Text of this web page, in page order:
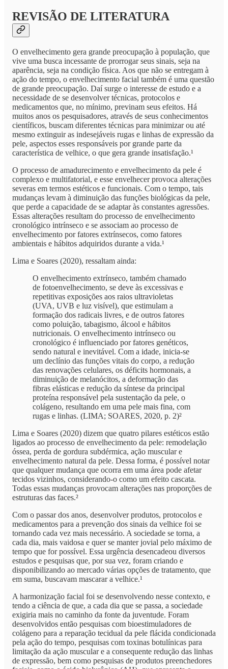
REVISÃO DE LITERATURA
O envelhecimento gera grande preocupação à população, que
vive uma busca incessante de prorrogar seus sinais, seja na
aparência, seja na condição física. Aos que não se entregam à
ação do tempo, o envelhecimento facial também é uma questão
de grande preocupação. Daí surge o interesse de estudo e a
necessidade de se desenvolver técnicas, protocolos e
medicamentos que, no mínimo, previnam seus efeitos. Há
muitos anos os pesquisadores, através de seus conhecimentos
científicos, buscam diferentes técnicas para minimizar ou até
mesmo extinguir as indesejáveis rugas e linhas de expressão da
pele, aspectos esses responsáveis por grande parte da
característica de velhice, o que gera grande insatisfação.¹
O processo de amadurecimento e envelhecimento da pele é
complexo e multifatorial, e esse envelhecer provoca alterações
severas em termos estéticos e funcionais. Com o tempo, tais
mudanças levam à diminuição das funções biológicas da pele,
que perde a capacidade de se adaptar às constantes agressões.
Essas alterações resultam do processo de envelhecimento
cronológico intrínseco e se associam ao processo de
envelhecimento por fatores extrínsecos, como fatores
ambientais e hábitos adquiridos durante a vida.¹
Lima e Soares (2020), ressaltam ainda:
O envelhecimento extrínseco, também chamado
de fotoenvelhecimento, se deve às excessivas e
repetitivas exposições aos raios ultravioletas
(UVA, UVB e luz visível), que estimulam a
formação dos radicais livres, e de outros fatores
como poluição, tabagismo, álcool e hábitos
nutricionais. O envelhecimento intrínseco ou
cronológico é influenciado por fatores genéticos,
sendo natural e inevitável. Com a idade, inicia-se
um declínio das funções vitais do corpo, a redução
das renovações celulares, os déficits hormonais, a
diminuição de melanócitos, a deformação das
fibras elásticas e redução da síntese da principal
proteína responsável pela sustentação da pele, o
colágeno, resultando em uma pele mais fina, com
rugas e linhas. (LIMA; SOARES, 2020, p. 2)²
Lima e Soares (2020) dizem que quatro pilares estéticos estão
ligados ao processo de envelhecimento da pele: remodelação
óssea, perda de gordura subdérmica, ação muscular e
envelhecimento natural da pele. Dessa forma, é possível notar
que qualquer mudança que ocorra em uma área pode afetar
tecidos vizinhos, considerando-o como um efeito cascata.
Todas essas mudanças provocam alterações nas proporções de
estruturas das faces.²
Com o passar dos anos, desenvolver produtos, protocolos e
medicamentos para a prevenção dos sinais da velhice foi se
tornando cada vez mais necessário. A sociedade se torna, a
cada dia, mais vaidosa e quer se manter jovial pelo máximo de
tempo que for possível. Essa urgência desencadeou diversos
estudos e pesquisas que, por sua vez, foram criando e
disponibilizando ao mercado várias opções de tratamento, que
em suma, buscavam mascarar a velhice.¹
A harmonização facial foi se desenvolvendo nesse contexto, e
tendo a ciência de que, a cada dia que se passa, a sociedade
exigiria mais no caminho da fonte da juventude. Foram
desenvolvidos então pesquisas com bioestimuladores de
colágeno para a reparação tecidual da pele flácida condicionada
pela ação do tempo, pesquisas com toxinas botulínicas para
limitação da ação muscular e a consequente redução das linhas
de expressão, bem como pesquisas de produtos preenchedores